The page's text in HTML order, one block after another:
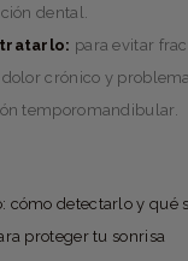
dental.
para evitar
crónico y
temporomandibular.
cómo detectarlo y qué
proteger tu sonrisa